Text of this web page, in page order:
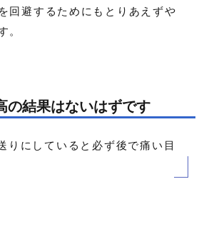
回避するためにもとりあえずや
。
の結果はないはずです
りにしていると必ず後で痛い目